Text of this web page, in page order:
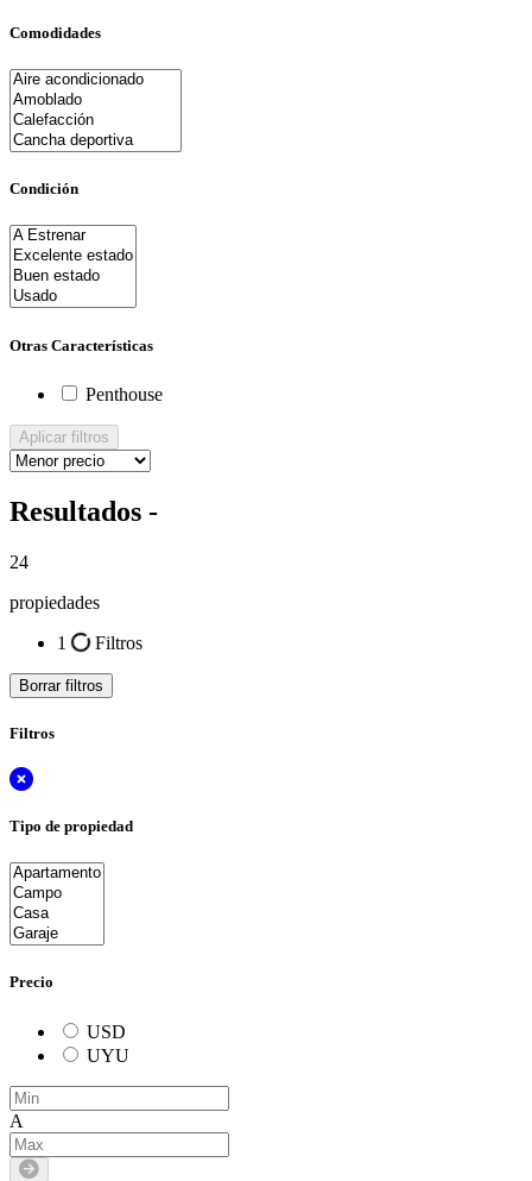
Comodidades
Condición
Otras Características
Penthouse
Aplicar filtros
Resultados -
24
propiedades
1
Filtros
Borrar filtros
Filtros
Tipo de propiedad
Precio
USD
UYU
A